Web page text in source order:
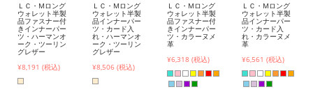
ＬＣ・Mロング
ウォレット半製
品ファスナー付
きインナーパー
ツ・ハーマンオ
ーク・ツーリン
グレザー
¥8,191 (税込)
ＬＣ・Mロング
ウォレット半製
品インナーパー
ツ・カード入
れ・ハーマンオ
ーク・ツーリン
グレザー
¥8,506 (税込)
ＬＣ・Mロング
ウォレット半製
品ファスナー付
きインナーパー
ツ・カラーヌメ
革
¥6,318 (税込)
ＬＣ・Mロング
ウォレット半製
品インナーパー
ツ・カード入
れ・カラーヌメ
革
¥6,561 (税込)